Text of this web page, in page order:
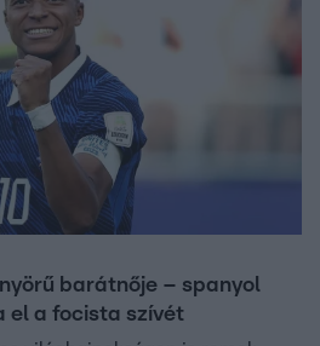
barátnője – spanyol
el a focista szívét